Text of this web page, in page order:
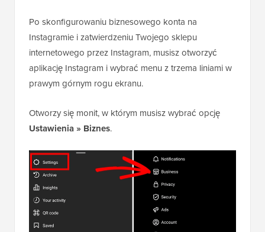
Po skonfigurowaniu biznesowego konta na
Instagramie i zatwierdzeniu Twojego sklepu
internetowego przez Instagram, musisz otworzyć
aplikację Instagram i wybrać menu z trzema liniami w
prawym górnym rogu ekranu.
Otworzy się monit, w którym musisz wybrać opcję
Ustawienia » Biznes.